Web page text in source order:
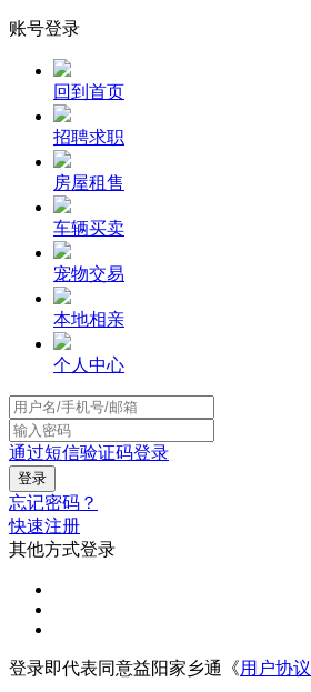
账号登录
回到首页
招聘求职
房屋租售
车辆买卖
宠物交易
本地相亲
个人中心
通过短信验证码登录
忘记密码？
快速注册
其他方式登录
登录即代表同意益阳家乡通《用户协议